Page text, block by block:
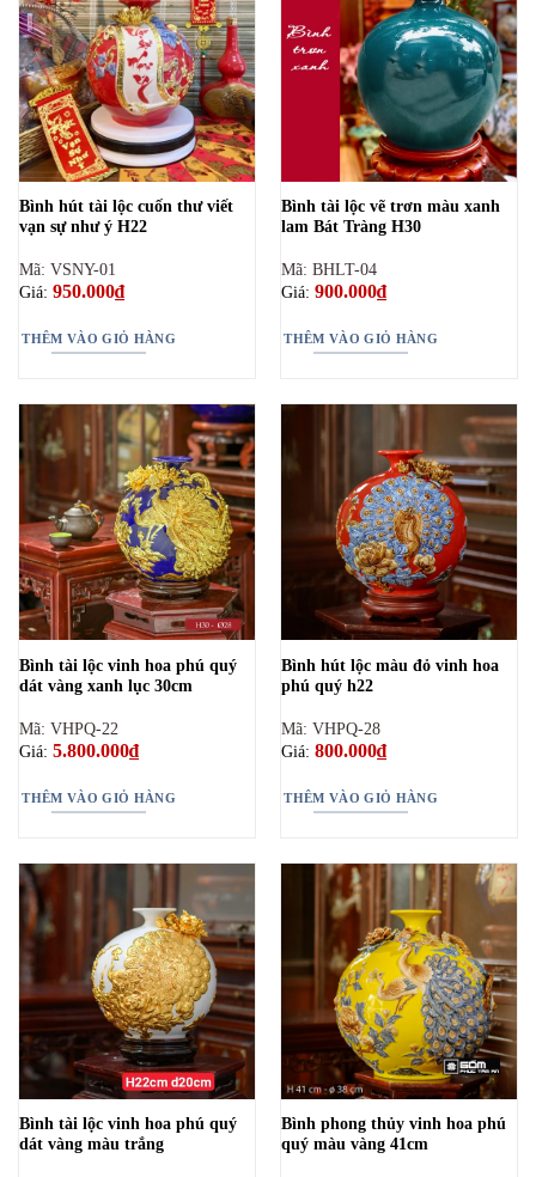
Bình hút tài lộc cuốn thư viết
vạn sự như ý H22
Mã: VSNY-01
Giá: 950.000₫
THÊM VÀO GIỎ HÀNG
Bình tài lộc vẽ trơn màu xanh
lam Bát Tràng H30
Mã: BHLT-04
Giá: 900.000₫
THÊM VÀO GIỎ HÀNG
Bình tài lộc vinh hoa phú quý
dát vàng xanh lục 30cm
Mã: VHPQ-22
Giá: 5.800.000₫
THÊM VÀO GIỎ HÀNG
Bình hút lộc màu đỏ vinh hoa
phú quý h22
Mã: VHPQ-28
Giá: 800.000₫
THÊM VÀO GIỎ HÀNG
Bình tài lộc vinh hoa phú quý
dát vàng màu trắng
Bình phong thủy vinh hoa phú
quý màu vàng 41cm